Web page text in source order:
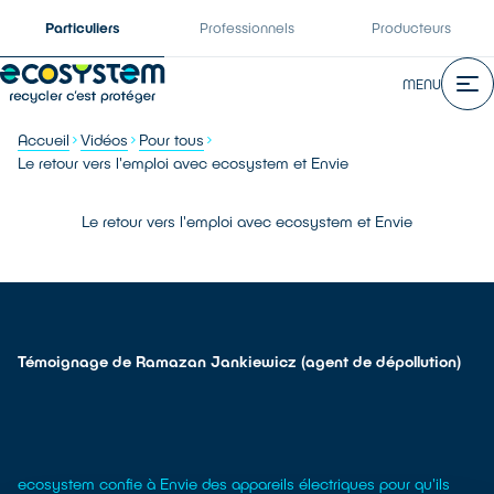
Particuliers Professionnels Producteurs
MENU
Accueil Vidéos
Pour tous
Le retour vers l'emploi avec ecosystem et Envie
Le retour vers l'emploi avec ecosystem et Envie
Témoignage de Ramazan Jankiewicz (agent de dépollution)
ecosystem confie à Envie des appareils électriques pour qu'ils